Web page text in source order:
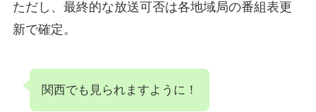
ただし、最終的な放送可否は各地域局の番組表更
新で確定。
関西でも見られますように！